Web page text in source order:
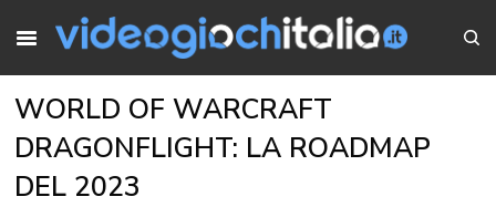
WORLD OF WARCRAFT
DRAGONFLIGHT: LA ROADMAP
DEL 2023